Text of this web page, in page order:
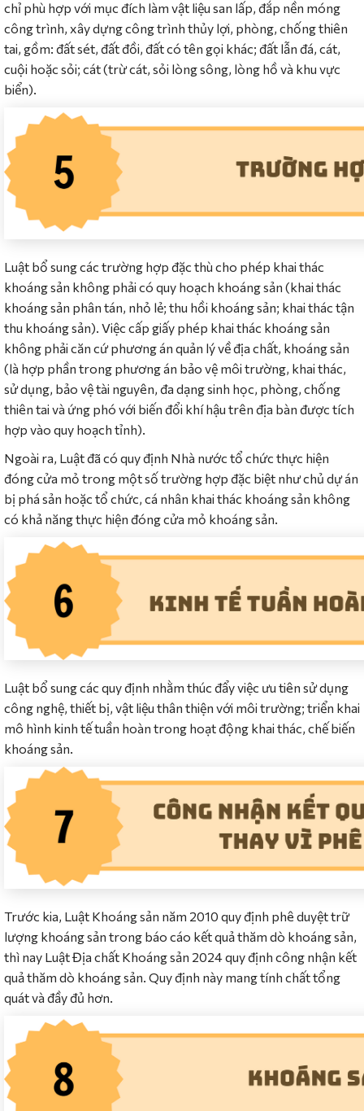
chỉ phù hợp với mục đích làm vật liệu san lấp, đắp nền móng
công trình, xây dựng công trình thủy lợi, phòng, chống thiên
tai, gồm: đất sét, đất đồi, đất có tên gọi khác; đất lẫn đá, cát,
cuội hoặc sỏi; cát (trừ cát, sỏi lòng sông, lòng hồ và khu vực
biển).
Luật bổ sung các trường hợp đặc thù cho phép khai thác
khoáng sản không phải có quy hoạch khoáng sản (khai thác
khoáng sản phân tán, nhỏ lẻ; thu hồi khoáng sản; khai thác tận
thu khoáng sản). Việc cấp giấy phép khai thác khoáng sản
không phải căn cứ phương án quản lý về địa chất, khoáng sản
(là hợp phần trong phương án bảo vệ môi trường, khai thác,
sử dụng, bảo vệ tài nguyên, đa dạng sinh học, phòng, chống
thiên tai và ứng phó với biến đổi khí hậu trên địa bàn được tích
hợp vào quy hoạch tỉnh).
Ngoài ra, Luật đã có quy định Nhà nước tổ chức thực hiện
đóng cửa mỏ trong một số trường hợp đặc biệt như chủ dự án
bị phá sản hoặc tổ chức, cá nhân khai thác khoáng sản không
có khả năng thực hiện đóng cửa mỏ khoáng sản.
Luật bổ sung các quy định nhằm thúc đẩy việc ưu tiên sử dụng
công nghệ, thiết bị, vật liệu thân thiện với môi trường; triển khai
mô hình kinh tế tuần hoàn trong hoạt động khai thác, chế biến
khoáng sản.
Trước kia, Luật Khoáng sản năm 2010 quy định phê duyệt trữ
lượng khoáng sản trong báo cáo kết quả thăm dò khoáng sản,
thì nay Luật Địa chất Khoáng sản 2024 quy định công nhận kết
quả thăm dò khoáng sản. Quy định này mang tính chất tổng
quát và đầy đủ hơn.